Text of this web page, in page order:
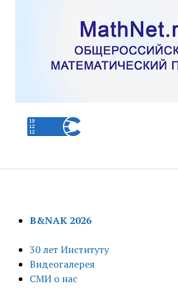
B&NAK 2026
30 лет Институту
Видеогалерея
СМИ о нас